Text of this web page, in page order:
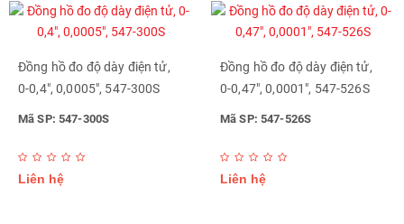
Đồng hồ đo độ dày điện tử,
0-0,4", 0,0005", 547-300S
Mã SP: 547-300S
Liên hệ
Đồng hồ đo độ dày điện tử,
0-0,47", 0,0001", 547-526S
Mã SP: 547-526S
Liên hệ